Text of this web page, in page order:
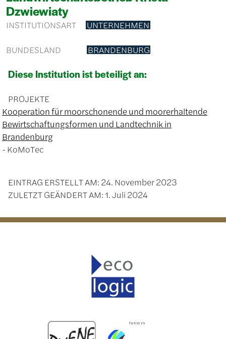
Dzwiewiaty
INSTITUTIONSART UNTERNEHMEN
BUNDESLAND BRANDENBURG
Diese Institution ist beteiligt an:
PROJEKTE
Kooperation für moorschonende und moorerhaltende
Bewirtschaftungsformen und Landtechnik in
Brandenburg
KoMoTec
EINTRAG ERSTELLT AM: 24. November 2023
ZULETZT GEÄNDERT AM:1. Juli 2024